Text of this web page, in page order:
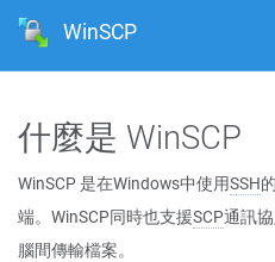
WinSCP
什麼是 WinSCP
WinSCP 是在Windows中使用SSH
端。WinSCP同時也支援SCP通訊
腦間傳輸檔案。